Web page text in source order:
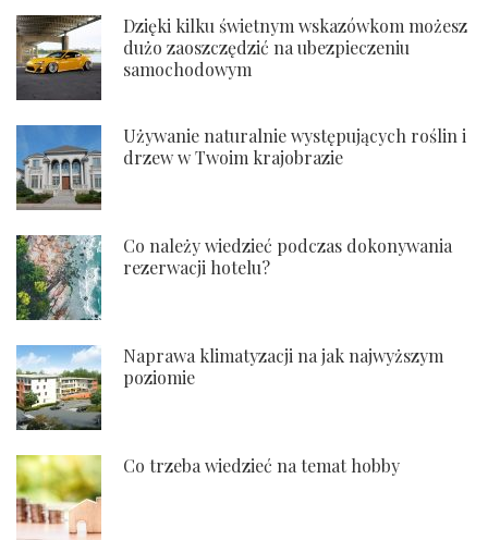
Dzięki kilku świetnym wskazówkom możesz
dużo zaoszczędzić na ubezpieczeniu
samochodowym
Używanie naturalnie występujących roślin i
drzew w Twoim krajobrazie
Co należy wiedzieć podczas dokonywania
rezerwacji hotelu?
Naprawa klimatyzacji na jak najwyższym
poziomie
Co trzeba wiedzieć na temat hobby